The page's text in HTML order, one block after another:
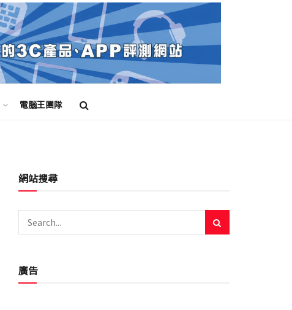
電腦王團隊
網站搜尋
廣告